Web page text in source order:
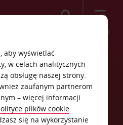
Menu
Kopenhaga
aby wyświetlać
w celach analitycznych
obsługę naszej strony.
zaufanym partnerom
– więcej informacji
plików cookie.
się na wykorzystanie